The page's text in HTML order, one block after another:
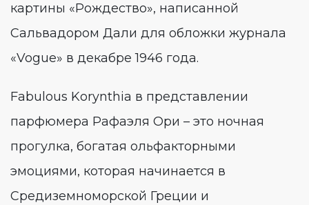
картины «Рождество», написанной
Сальвадором Дали для обложки журнала
«Vogue» в декабре 1946 года.
Fabulous Korynthia в представлении
парфюмера Рафаэля Ори – это ночная
прогулка, богатая ольфакторными
эмоциями, которая начинается в
Средиземноморской Греции и